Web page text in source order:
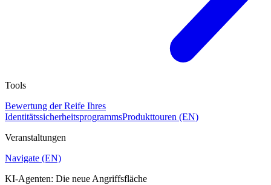
Tools
Bewertung der Reife Ihres
IdentitätssicherheitsprogrammsProdukttouren (EN)
Veranstaltungen
Navigate (EN)
KI-Agenten: Die neue Angriffsfläche